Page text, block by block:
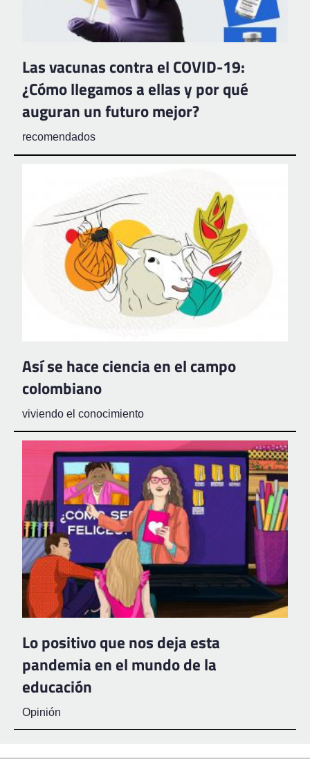
Las vacunas contra el COVID-19:
¿Cómo llegamos a ellas y por qué
auguran un futuro mejor?
recomendados
Así se hace ciencia en el campo
colombiano
viviendo el conocimiento
Lo positivo que nos deja esta
pandemia en el mundo de la
educación
Opinión